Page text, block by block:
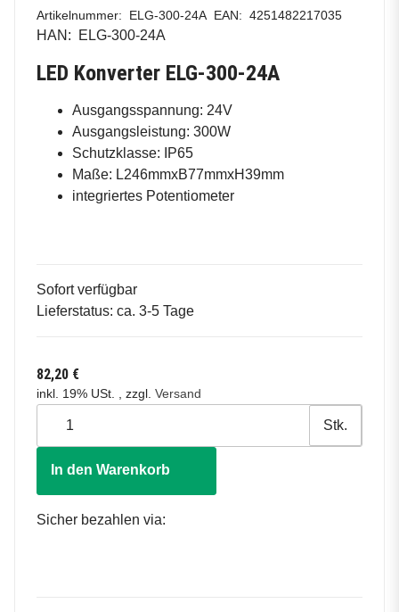
Artikelnummer: ELG-300-24A EAN: 4251482217035
HAN: ELG-300-24A
LED Konverter ELG-300-24A
Ausgangsspannung: 24V
Ausgangsleistung: 300W
Schutzklasse: IP65
Maße: L246mmxB77mmxH39mm
integriertes Potentiometer
Sofort verfügbar
Lieferstatus: ca. 3-5 Tage
82,20 €
inkl. 19% USt. , zzgl. Versand
Stk.
In den Warenkorb
Sicher bezahlen via: